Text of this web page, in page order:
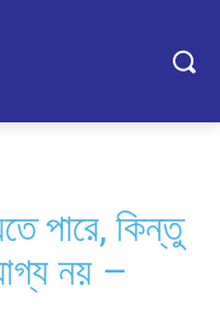
পারে, কিন্তু
নয় –